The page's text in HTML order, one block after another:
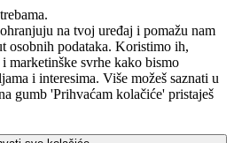
na tvoj uređaj i pomažu nam
osobnih podataka. Koristimo ih,
marketinške svrhe kako bismo
i interesima. Više možeš saznati u
gumb 'Prihvaćam kolačiće' pristaješ